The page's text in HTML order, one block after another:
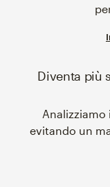
Diventa più
evitando un